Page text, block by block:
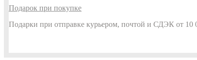
Подарок при покупке
Подарки при отправке курьером, почтой и СДЭК от 10